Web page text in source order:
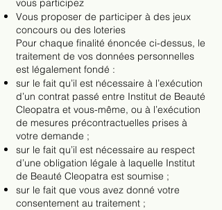
vous participez
Vous proposer de participer à des jeux
concours ou des loteries
Pour chaque finalité énoncée ci-dessus, le
traitement de vos données personnelles
est légalement fondé :
sur le fait qu’il est nécessaire à l’exécution
d’un contrat passé entre Institut de Beauté
Cleopatra et vous-même, ou à l’exécution
de mesures précontractuelles prises à
votre demande ;
sur le fait qu’il est nécessaire au respect
d’une obligation légale à laquelle Institut
de Beauté Cleopatra est soumise ;
sur le fait que vous avez donné votre
consentement au traitement ;